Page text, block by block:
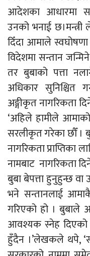
आदेशका आधारमा
उनको भनाई
दिँदा आमाले
विदेशमा सन्तान
तर बुबाको पत्ता
अधिकार सुनिश्चित
अङ्गीकृत नागरिकता
‘अहिले हामीले
सरलीकृत गरेका छौँ ।
नागरिकता
नामबाट नागरिकता
बुबा बेपत्ता हुनुहुन्छ
भने सन्तानलाई
गरिएको हो । बुबाले
आवश्यक स्नेह दिएको
हुँदैन ।’लेखकले थपे,